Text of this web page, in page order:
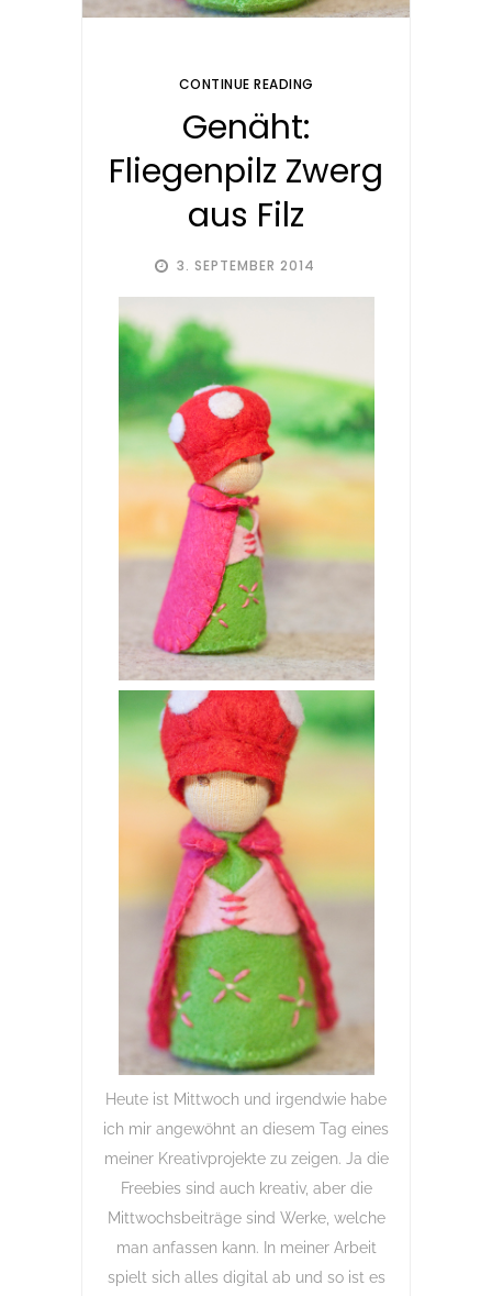
3. SEPTEMBER 2014
Genäht:
Fliegenpilz Zwerg
aus Filz
Heute ist Mittwoch und irgendwie habe
ich mir angewöhnt an diesem Tag eines
meiner Kreativprojekte zu zeigen. Ja die
Freebies sind auch kreativ, aber die
Mittwochsbeiträge sind Werke, welche
man anfassen kann. In meiner Arbeit
spielt sich alles digital ab und so ist es
CONTINUE READING